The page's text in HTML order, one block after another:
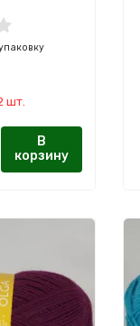
ПРЯЖА
шт.
В
корзину